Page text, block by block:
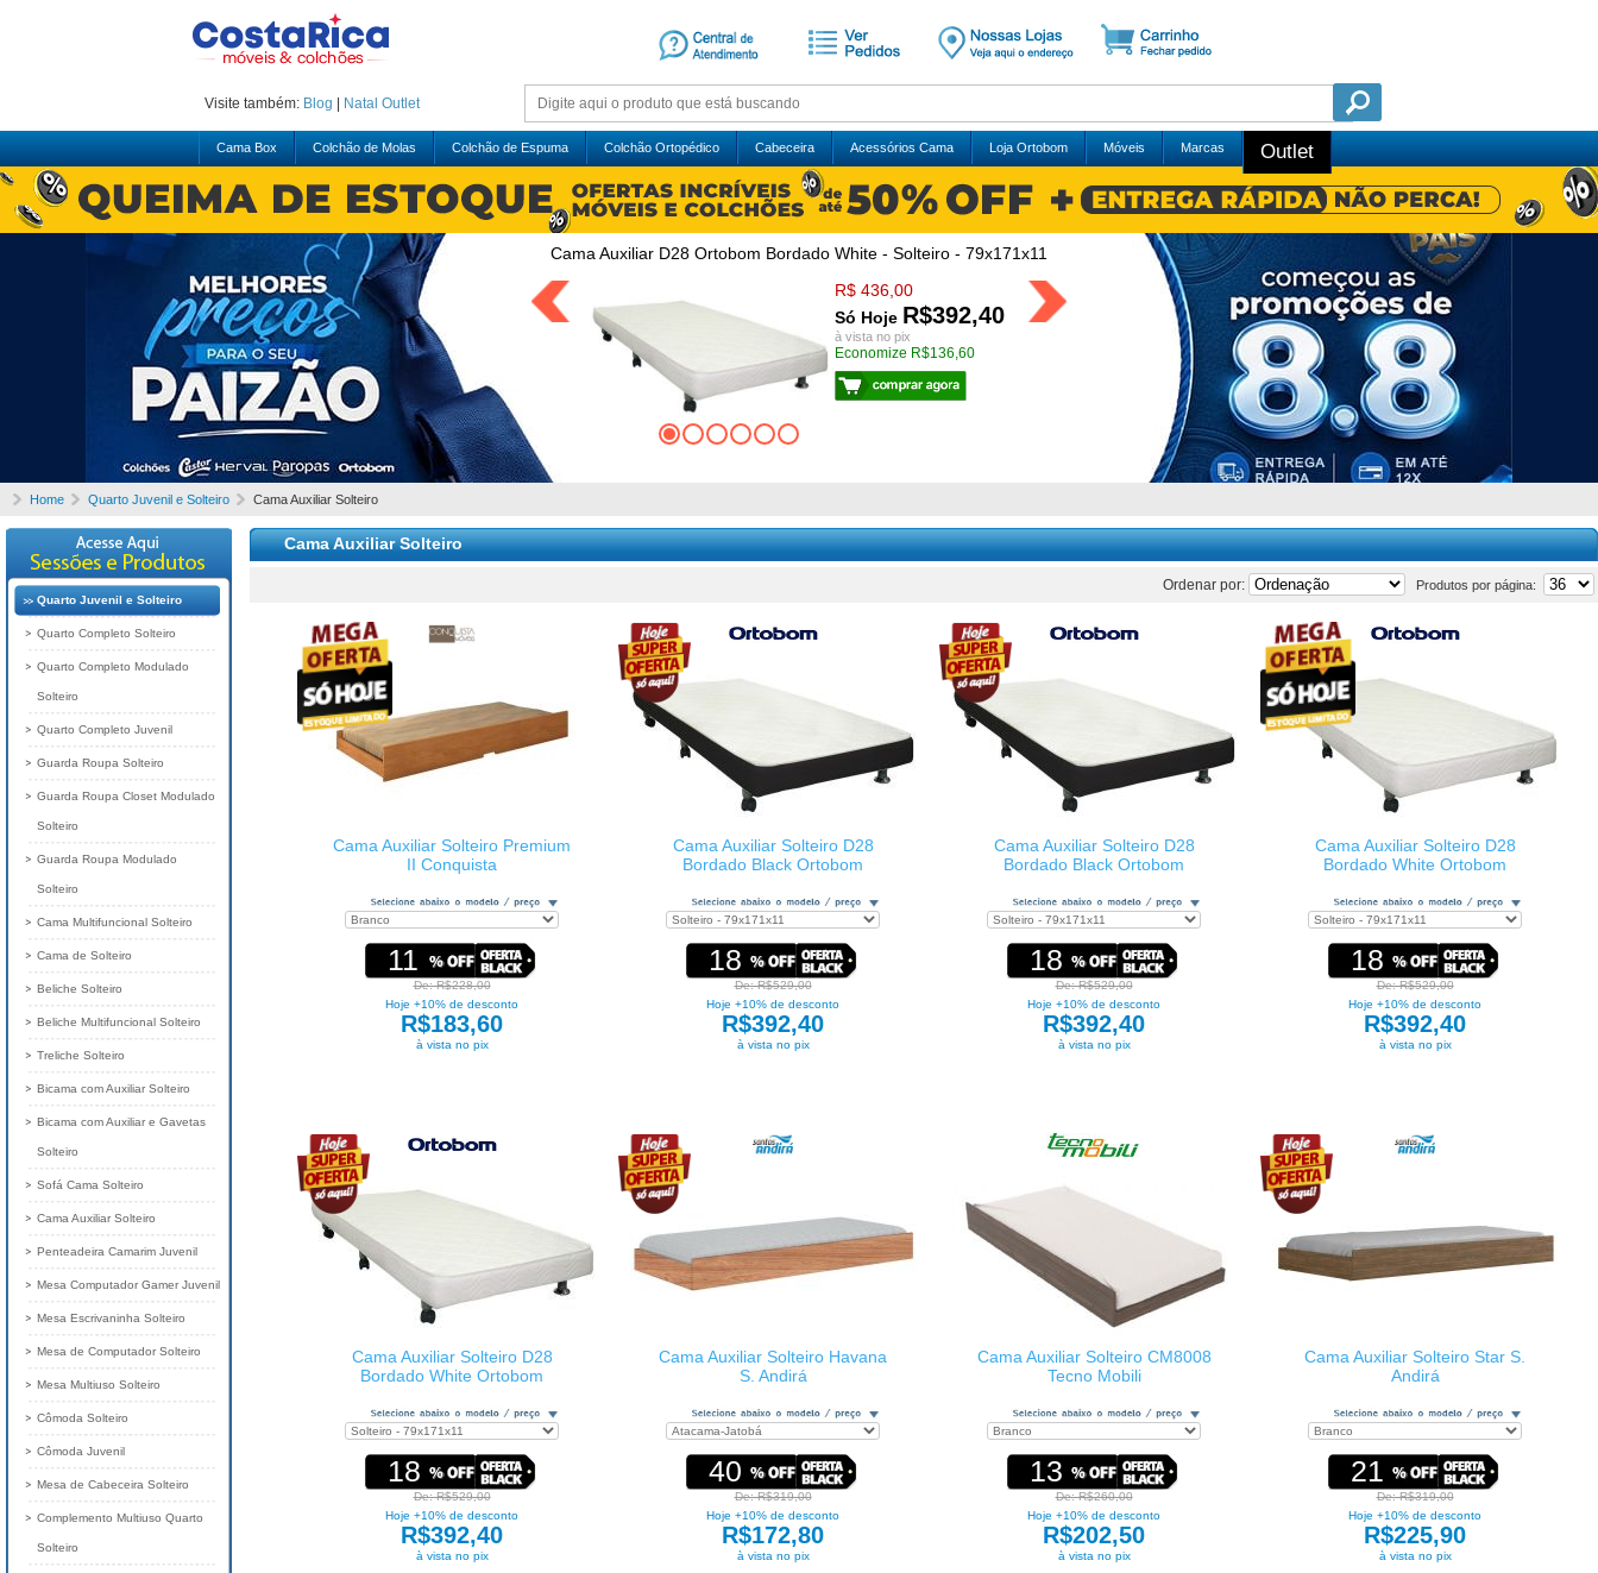
Visite também: Blog Natal Outlet
Cama Box Colchão de Molas Colchão de Espuma Colchão Ortopédico Cabeceira Acessórios Cama Loja Ortobom Móveis Marcas Outlet
Cama Auxiliar D28 Ortobom Bordado White - Solteiro - 79x171x11
R$ 436,00
Só Hoje R$392,40
à vista no pix
Economize R$136,60
Home Quarto Juvenil e Solteiro Cama Auxiliar Solteiro
Cama Auxiliar Solteiro
Ordenar por: Produtos por página:
Cama Auxiliar Solteiro Premium
II Conquista
11
De: R$228,00
Hoje +10% de desconto
R$183,60
à vista no pix
Cama Auxiliar Solteiro D28
Bordado Black Ortobom
18
De: R$529,00
Hoje +10% de desconto
R$392,40
à vista no pix
Cama Auxiliar Solteiro D28
Bordado Black Ortobom
18
De: R$529,00
Hoje +10% de desconto
R$392,40
à vista no pix
Cama Auxiliar Solteiro D28
Bordado White Ortobom
18
De: R$529,00
Hoje +10% de desconto
R$392,40
à vista no pix
Cama Auxiliar Solteiro D28
Bordado White Ortobom
18
De: R$529,00
Hoje +10% de desconto
R$392,40
à vista no pix
Cama Auxiliar Solteiro Havana
S. Andirá
40
De: R$319,00
Hoje +10% de desconto
R$172,80
à vista no pix
Cama Auxiliar Solteiro CM8008
Tecno Mobili
13
De: R$260,00
Hoje +10% de desconto
R$202,50
à vista no pix
Cama Auxiliar Solteiro Star S.
Andirá
21
De: R$319,00
Hoje +10% de desconto
R$225,90
à vista no pix
Quarto Juvenil e Solteiro
Quarto Completo Solteiro
Quarto Completo Modulado
Solteiro
Quarto Completo Juvenil
Guarda Roupa Solteiro
Guarda Roupa Closet Modulado
Solteiro
Guarda Roupa Modulado
Solteiro
Cama Multifuncional Solteiro
Cama de Solteiro
Beliche Solteiro
Beliche Multifuncional Solteiro
Treliche Solteiro
Bicama com Auxiliar Solteiro
Bicama com Auxiliar e Gavetas
Solteiro
Sofá Cama Solteiro
Cama Auxiliar Solteiro
Penteadeira Camarim Juvenil
Mesa Computador Gamer Juvenil
Mesa Escrivaninha Solteiro
Mesa de Computador Solteiro
Mesa Multiuso Solteiro
Cômoda Solteiro
Cômoda Juvenil
Mesa de Cabeceira Solteiro
Complemento Multiuso Quarto
Solteiro